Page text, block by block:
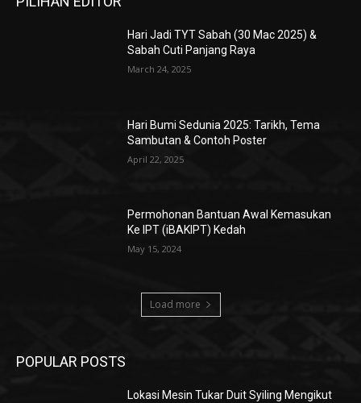
Hari Jadi TYT Sabah (30 Mac 2025) &
Sabah Cuti Panjang Raya
March 24, 2025
Hari Bumi Sedunia 2025: Tarikh, Tema
Sambutan & Contoh Poster
April 22, 2025
Permohonan Bantuan Awal Kemasukan
Ke IPT (iBAKIPT) Kedah
May 15, 2024
Load more
POPULAR POSTS
Lokasi Mesin Tukar Duit Syiling Mengikut